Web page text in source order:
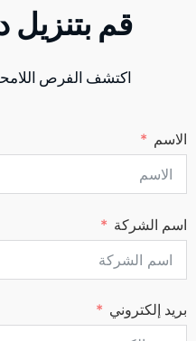
قم بتنزيل
اكتشف الفرص
الاسم
اسم الشركة
بريد إلكتروني